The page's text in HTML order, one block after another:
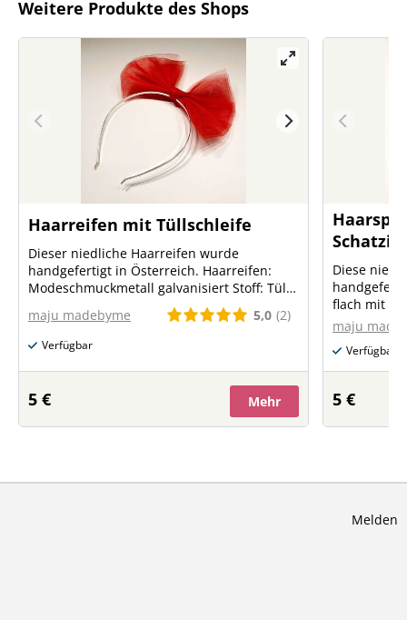
Weitere Produkte des Shops
Haarreifen mit Tüllschleife
Dieser niedliche Haarreifen wurde
handgefertigt in Österreich. Haarreifen:
Modeschmuckmetall galvanisiert Stoff: Tüll
aus Polyester Größe Haarreifen: Umfang
37cm, Breite 5mm Größe Schleife: ca. 18cm
maju madebyme 5,0 (2)
Verfügbar
5 € Mehr
Schatzi
Diese
handgefertigt in
flach mit
Weiß
maju
Verfügbar
5 €
Melden